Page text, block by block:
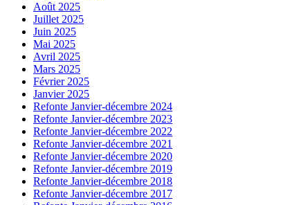
Août 2025
Juillet 2025
Juin 2025
Mai 2025
Avril 2025
Mars 2025
Février 2025
Janvier 2025
Refonte Janvier-décembre 2024
Refonte Janvier-décembre 2023
Refonte Janvier-décembre 2022
Refonte Janvier-décembre 2021
Refonte Janvier-décembre 2020
Refonte Janvier-décembre 2019
Refonte Janvier-décembre 2018
Refonte Janvier-décembre 2017